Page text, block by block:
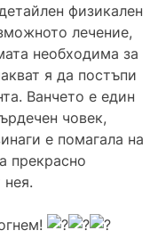
физикален
лечение,
необходима за
я да постъпи
Ванчето е един
човек,
е помагала на
прекрасно